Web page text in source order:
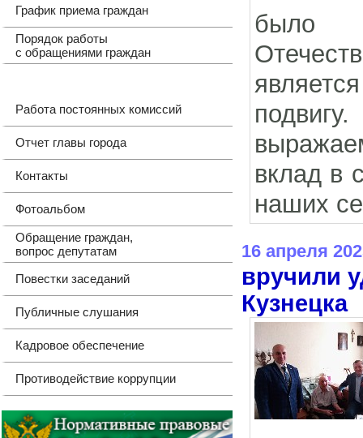
График приема граждан
Порядок работы
с обращениями граждан
Работа постоянных комиссий
Отчет главы города
Контакты
Фотоальбом
Обращение граждан,
вопрос депутатам
Повестки заседаний
Публичные слушания
Кадровое обеспечение
Противодействие коррупции
было
вклад в
наших
16 апреля
вручили
Кузнецка